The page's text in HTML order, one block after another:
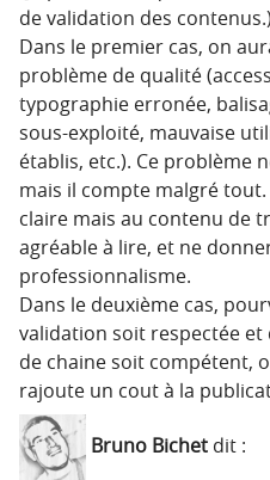
de validation des contenus.)
Dans le premier cas, on
problème de qualité
typographie erronée,
sous-exploité, mauvaise
établis, etc.). Ce problème
mais il compte malgré
claire mais au contenu de
agréable à lire, et ne
professionnalisme.
Dans le deuxième cas,
validation soit respectée
de chaine soit compétent,
rajoute un cout à la
Bruno Bichet dit :